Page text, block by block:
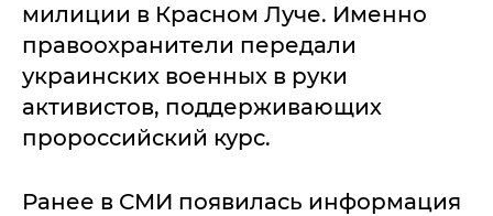
милиции в Красном Луче. Именно
правоохранители передали
украинских военных в руки
активистов, поддерживающих
пророссийский курс.
Ранее в СМИ появилась информация